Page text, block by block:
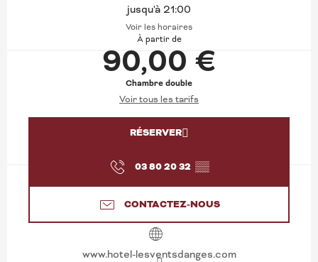
jusqu'à 21:00
Voir les horaires
À partir de
90,00 €
Chambre double
Voir tous les tarifs
RÉSERVER
03 80 20 32 ▒▒
CONTACTEZ-NOUS
www.hotel-lesventsdanges.com